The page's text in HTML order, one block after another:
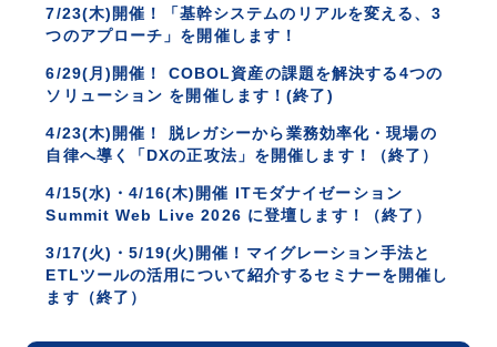
7/23(木)開催！「基幹システムのリアルを変える、3
つのアプローチ」を開催します！
6/29(月)開催！ COBOL資産の課題を解決する4つの
ソリューション を開催します！(終了)
4/23(木)開催！ 脱レガシーから業務効率化・現場の
自律へ導く「DXの正攻法」を開催します！（終了）
4/15(水)・4/16(木)開催 ITモダナイゼーション
Summit Web Live 2026 に登壇します！（終了）
3/17(火)・5/19(火)開催！マイグレーション手法と
ETLツールの活用について紹介するセミナーを開催し
ます（終了）